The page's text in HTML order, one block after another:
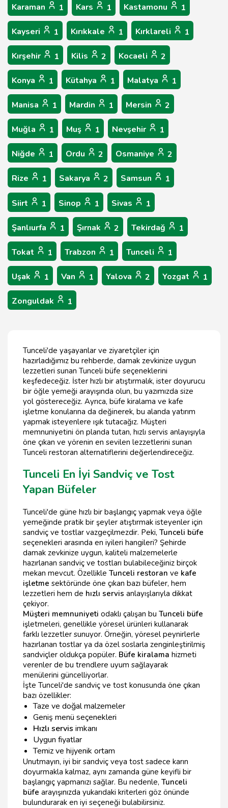
Karaman 1 Kars 1 Kastamonu 1
Kayseri 1 Kırıkkale 1 Kırklareli 1
Kırşehir 1 Kilis 2 Kocaeli 2
Konya 1 Kütahya 1 Malatya 1
Manisa 1 Mardin 1 Mersin 2
Muğla 1 Muş 1 Nevşehir 1
Niğde 1 Ordu 2 Osmaniye 2
Rize 1 Sakarya 2 Samsun 1
Siirt 1 Sinop 1 Sivas 1
Şanlıurfa 1 Şırnak 2 Tekirdağ 1
Tokat 1 Trabzon 1 Tunceli 1
Uşak 1 Van 1 Yalova 2 Yozgat 1
Zonguldak 1
Tunceli'de yaşayanlar ve ziyaretçiler için
hazırladığımız bu rehberde, damak zevkinize uygun
lezzetleri sunan Tunceli büfe seçeneklerini
keşfedeceğiz. İster hızlı bir atıştırmalık, ister doyurucu
bir öğle yemeği arayışında olun, bu yazımızda size
yol göstereceğiz. Ayrıca, büfe kiralama ve kafe
işletme konularına da değinerek, bu alanda yatırım
yapmak isteyenlere ışık tutacağız. Müşteri
memnuniyetini ön planda tutan, hızlı servis anlayışıyla
öne çıkan ve yörenin en sevilen lezzetlerini sunan
Tunceli restoran alternatiflerini değerlendireceğiz.
Tunceli En İyi Sandviç ve Tost
Yapan Büfeler
Tunceli'de güne hızlı bir başlangıç yapmak veya öğle
yemeğinde pratik bir şeyler atıştırmak isteyenler için
sandviç ve tostlar vazgeçilmezdir. Peki, Tunceli büfe
seçenekleri arasında en iyileri hangileri? Şehirde
damak zevkinize uygun, kaliteli malzemelerle
hazırlanan sandviç ve tostları bulabileceğiniz birçok
mekan mevcut. Özellikle Tunceli restoran ve kafe
işletme sektöründe öne çıkan bazı büfeler, hem
lezzetleri hem de hızlı servis anlayışlarıyla dikkat
çekiyor.
Müşteri memnuniyeti odaklı çalışan bu Tunceli büfe
işletmeleri, genellikle yöresel ürünleri kullanarak
farklı lezzetler sunuyor. Örneğin, yöresel peynirlerle
hazırlanan tostlar ya da özel soslarla zenginleştirilmiş
sandviçler oldukça popüler. Büfe kiralama hizmeti
verenler de bu trendlere uyum sağlayarak
menülerini güncelliyorlar.
İşte Tunceli'de sandviç ve tost konusunda öne çıkan
bazı özellikler:
Taze ve doğal malzemeler
Geniş menü seçenekleri
Hızlı servis imkanı
Uygun fiyatlar
Temiz ve hijyenik ortam
Unutmayın, iyi bir sandviç veya tost sadece karın
doyurmakla kalmaz, aynı zamanda güne keyifli bir
başlangıç yapmanızı sağlar. Bu nedenle, Tunceli
büfe arayışınızda yukarıdaki kriterleri göz önünde
bulundurarak en iyi seçeneği bulabilirsiniz.